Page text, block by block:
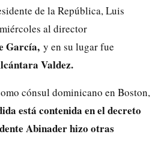
de la República, Luis
al director
García, y en su lugar fue
Valdez.
cónsul dominicano en Boston,
está contenida en el decreto
Abinader hizo otras